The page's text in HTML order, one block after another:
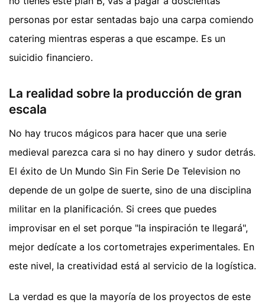
personas por estar sentadas bajo una carpa comiendo
catering mientras esperas a que escampe. Es un
suicidio financiero.
La realidad sobre la producción de gran
escala
No hay trucos mágicos para hacer que una serie
medieval parezca cara si no hay dinero y sudor detrás.
El éxito de Un Mundo Sin Fin Serie De Television no
depende de un golpe de suerte, sino de una disciplina
militar en la planificación. Si crees que puedes
improvisar en el set porque "la inspiración te llegará",
mejor dedícate a los cortometrajes experimentales. En
este nivel, la creatividad está al servicio de la logística.
La verdad es que la mayoría de los proyectos de este